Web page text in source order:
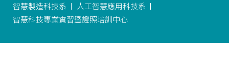
智慧製造科技系
人工智慧應用科技系
智慧科技專業實習暨證照培訓中心